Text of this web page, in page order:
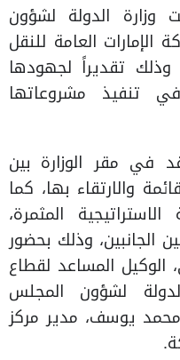
2018: كرمت وزارة الدولة لشؤون
العامة للنقل
وذلك تقديراً لجهودها
تنفيذ مشروعاتها
في مقر الوزارة بين
والارتقاء بها، كما
المثمرة،
الجانبين، وذلك بحضور
المساعد لقطاع
لشؤون المجلس
محمد يوسف، مدير مركز